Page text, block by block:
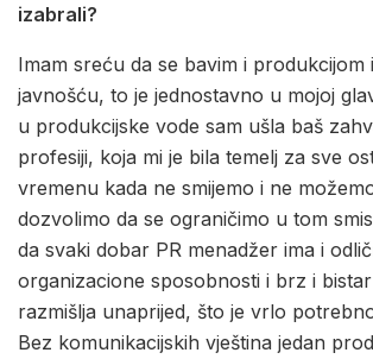
izabrali?
Imam sreću da se bavim i produkcijom
javnošću, to je jednostavno u mojoj
u produkcijske vode sam ušla baš
profesiji, koja mi je bila temelj za sve
vremenu kada ne smijemo i ne
dozvolimo da se ograničimo u tom
da svaki dobar PR menadžer ima i
organizacione sposobnosti i brz i
razmišlja unaprijed, što je vrlo
Bez komunikacijskih vještina jedan